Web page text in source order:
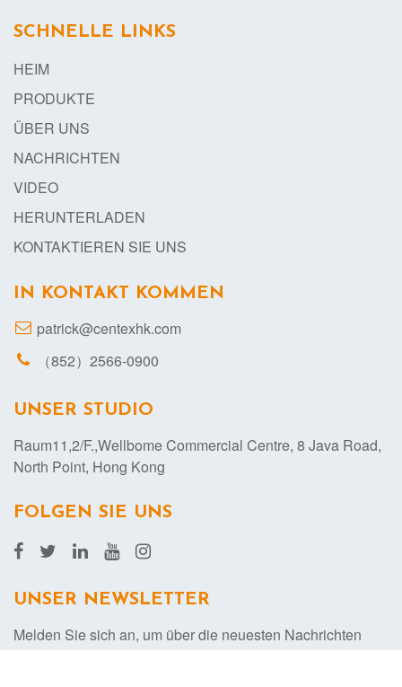
SCHNELLE LINKS
HEIM
PRODUKTE
ÜBER UNS
NACHRICHTEN
VIDEO
HERUNTERLADEN
KONTAKTIEREN SIE UNS
IN KONTAKT KOMMEN
patrick@centexhk.com
（852）2566-0900
UNSER STUDIO
Raum11,2/F.,Wellbome Commercial Centre, 8 Java Road,
North Point, Hong Kong
FOLGEN SIE UNS
UNSER NEWSLETTER
Melden Sie sich an, um über die neuesten Nachrichten